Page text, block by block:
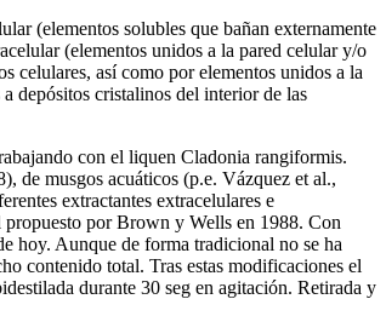
(elementos solubles que bañan externamente
(elementos unidos a la pared celular y/o
celulares, así como por elementos unidos a la
depósitos cristalinos del interior de las
con el liquen Cladonia rangiformis.
de musgos acuáticos (p.e. Vázquez et al.,
extractantes extracelulares e
propuesto por Brown y Wells en 1988. Con
hoy. Aunque de forma tradicional no se ha
contenido total. Tras estas modificaciones el
durante 30 seg en agitación. Retirada y